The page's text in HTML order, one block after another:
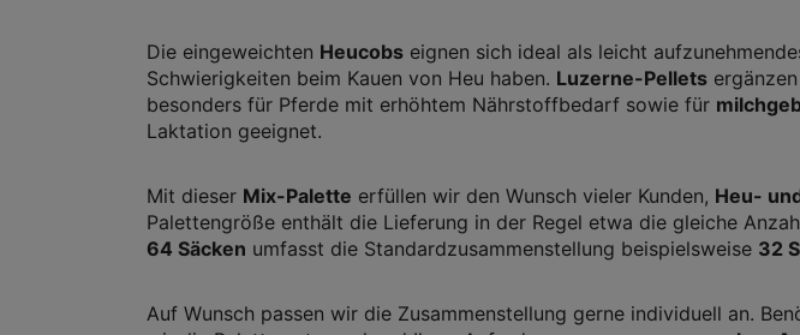
Die eingeweichten Heucobs eignen sich ideal als leicht
Schwierigkeiten beim Kauen von Heu haben. Luzerne-Pellets
besonders für Pferde mit erhöhtem Nährstoffbedarf sowie für
Laktation geeignet.
Mit dieser Mix-Palette erfüllen wir den Wunsch vieler Kunden, Heu-
Palettengröße enthält die Lieferung in der Regel etwa die gleiche
64 Säcken umfasst die Standardzusammenstellung beispielsweise 32
Auf Wunsch passen wir die Zusammenstellung gerne individuell an.